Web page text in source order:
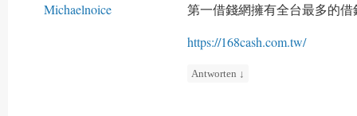
Michaelnoice
第一借錢網擁有全台最多的借
https://168cash.com.tw/
Antworten ↓